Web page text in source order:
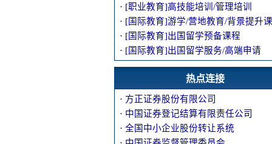
· [职业教育]高技能培训/管理培训
· [国际教育]游学/营地教育/背景提升
· [国际教育]出国留学预备课程
· [国际教育]出国留学服务/高端申请
热点连接
· 方正证券股份有限公司
· 中国证券登记结算有限责任公司
· 全国中小企业股份转让系统